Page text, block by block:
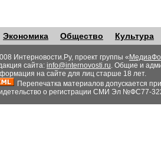
Экономика Общество Культура
Интерновости.Ру, проект группы «
сайта: info@internovosti.ru. Общие и
на сайте для лиц старше 18 лет.
Перепечатка материалов допускается
о регистрации СМИ Эл №ФС77-